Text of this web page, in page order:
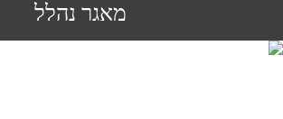
מאגר נהלל